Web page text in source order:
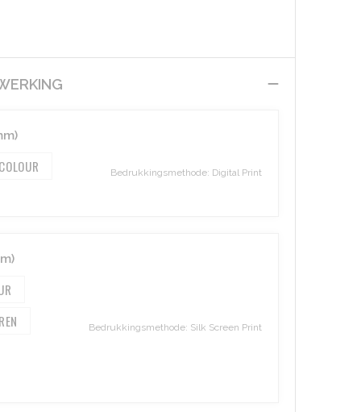
Bedrukkingsmethode: Digital Print
Bedrukkingsmethode: Silk Screen Print